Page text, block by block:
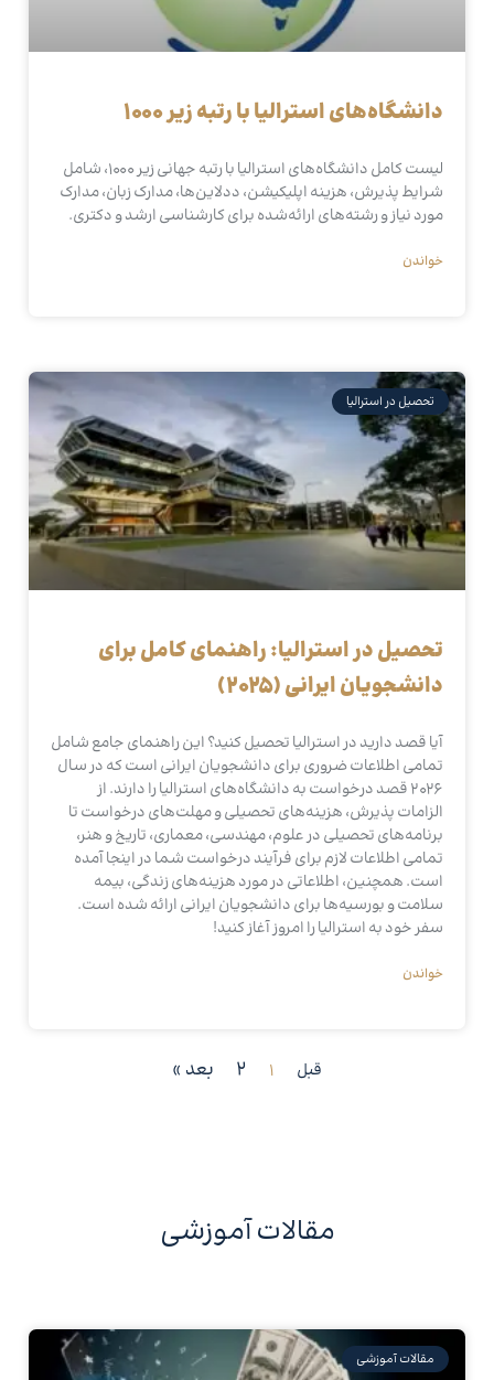
دانشگاه‌های استرالیا با رتبه زیر ۱۰۰۰
لیست کامل دانشگاه‌های استرالیا با رتبه جهانی زیر ۱۰۰۰، شامل
شرایط پذیرش، هزینه اپلیکیشن، ددلاین‌ها، مدارک زبان، مدارک
مورد نیاز و رشته‌های ارائه‌شده برای کارشناسی ارشد و دکتری.
خواندن
تحصیل در استرالیا
تحصیل در استرالیا: راهنمای کامل برای
دانشجویان ایرانی (2025)
آیا قصد دارید در استرالیا تحصیل کنید؟ این راهنمای جامع شامل
تمامی اطلاعات ضروری برای دانشجویان ایرانی است که در سال
2026 قصد درخواست به دانشگاه‌های استرالیا را دارند. از
الزامات پذیرش، هزینه‌های تحصیلی و مهلت‌های درخواست تا
برنامه‌های تحصیلی در علوم، مهندسی، معماری، تاریخ و هنر،
تمامی اطلاعات لازم برای فرآیند درخواست شما در اینجا آمده
است. همچنین، اطلاعاتی در مورد هزینه‌های زندگی، بیمه
سلامت و بورسیه‌ها برای دانشجویان ایرانی ارائه شده است.
سفر خود به استرالیا را امروز آغاز کنید!
خواندن
قبل 1
2 بعد »
مقالات آموزشی
مقالات آموزشی